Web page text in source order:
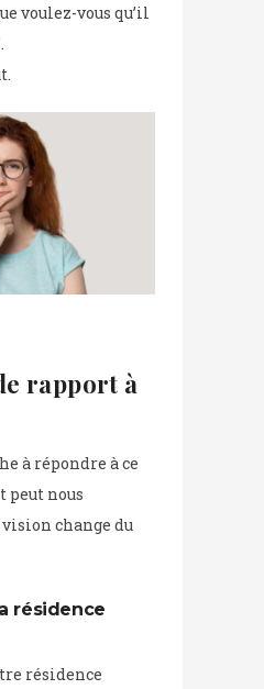
voulez-vous qu’il
rapport à
à répondre à ce
peut nous
change du
résidence
résidence